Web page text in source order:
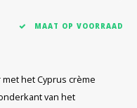
MAAT OP VOORRAAD
het Cyprus crème
van het